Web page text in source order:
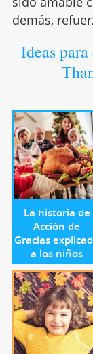
demás,
Ideas
La historia de
Acción de
Gracias
a los niños